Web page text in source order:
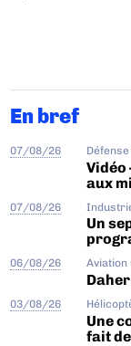
En bref
07/08/26 Défense
Vidéo
aux
07/08/26
Un
06/08/26 Aviation
03/08/26
Une
fait